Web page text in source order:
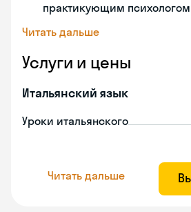
практикующим психологом
Читать дальше
Услуги и цены
Итальянский язык
Уроки итальянского
Читать дальше